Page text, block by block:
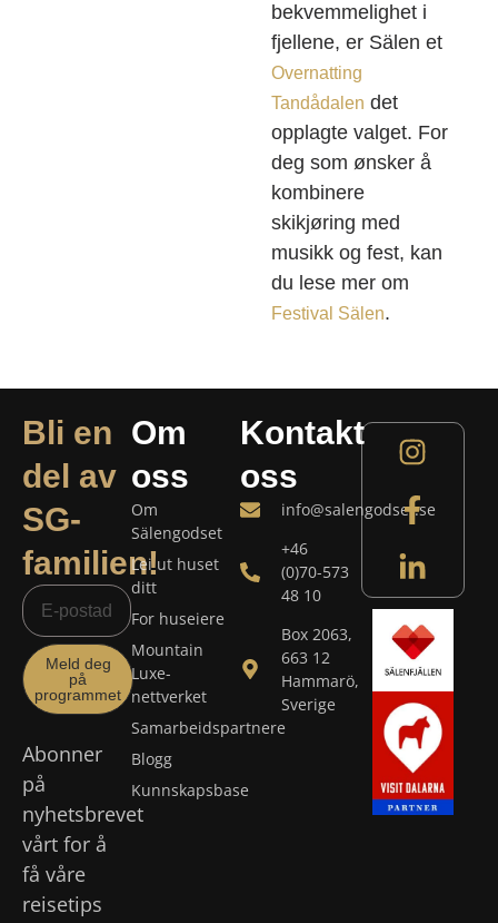
bekvemmelighet i
fjellene, er Sälen et
Overnatting
Tandådalen det
opplagte valget. For
deg som ønsker å
kombinere
skikjøring med
musikk og fest, kan
du lese mer om
Festival Sälen.
Bli en
del av
SG-
familien!
Meld deg
på
programmet
Abonner
på
nyhetsbrevet
vårt for å
få våre
reisetips
Om
oss
Om
Sälengodset
Lei ut huset
ditt
For huseiere
Mountain
Luxe-
nettverket
Samarbeidspartnere
Blogg
Kunnskapsbase
Kontakt
oss
info@salengodset.se
+46
(0)70-573
48 10
Box 2063,
663 12
Hammarö,
Sverige